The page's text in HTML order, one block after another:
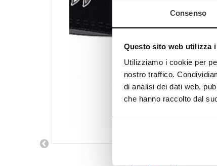
Consenso
Questo sito web utilizza
Utilizziamo i cookie per
nostro traffico.
di analisi dei dati web,
che hanno raccolto dal